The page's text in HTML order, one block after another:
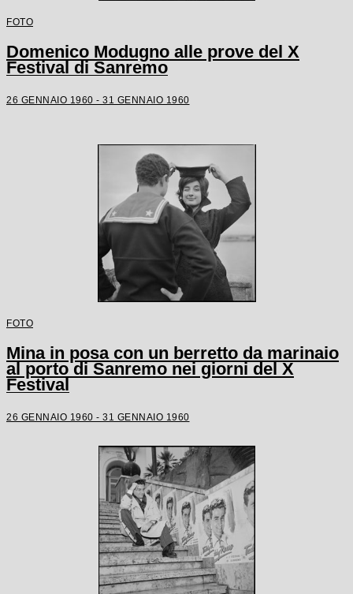
FOTO
Domenico Modugno alle prove del X
Festival di Sanremo
26 GENNAIO 1960 - 31 GENNAIO 1960
FOTO
Mina in posa con un berretto da marinaio
al porto di Sanremo nei giorni del X
Festival
26 GENNAIO 1960 - 31 GENNAIO 1960